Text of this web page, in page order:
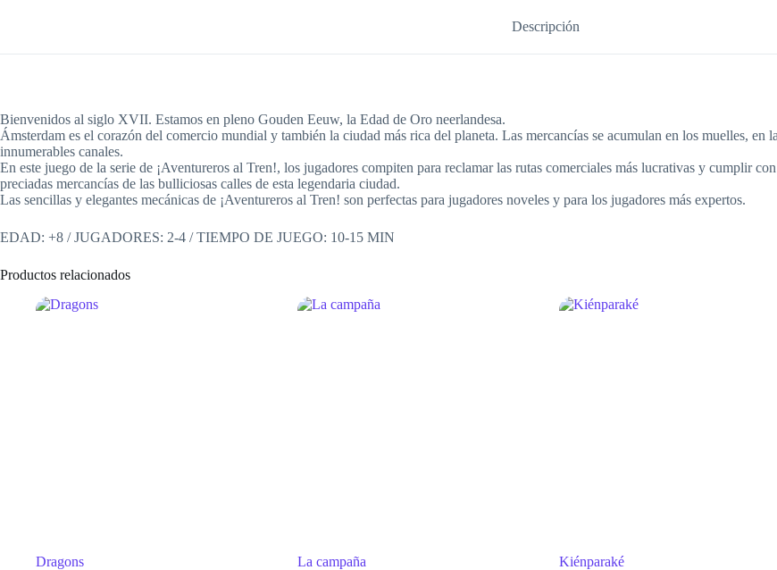
Descripción
Bienvenidos al siglo XVII. Estamos en pleno Gouden Eeuw, la Edad de Oro neerlandesa.
Ámsterdam es el corazón del comercio mundial y también la ciudad más rica del planeta. Las mercancías se acumulan en los muelles, en
innumerables canales.
En este juego de la serie de ¡Aventureros al Tren!, los jugadores compiten para reclamar las rutas comerciales más lucrativas y cumplir
preciadas mercancías de las bulliciosas calles de esta legendaria ciudad.
Las sencillas y elegantes mecánicas de ¡Aventureros al Tren! son perfectas para jugadores noveles y para los jugadores más expertos.
EDAD: +8 / JUGADORES: 2-4 / TIEMPO DE JUEGO: 10-15 MIN
Productos relacionados
Dragons La campaña Kiénparaké